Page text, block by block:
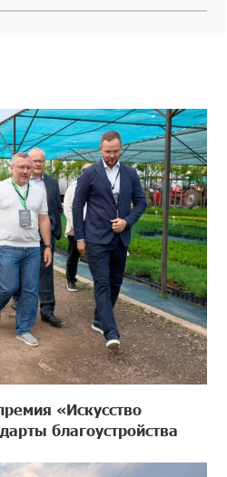
«Искусство
благоустройства